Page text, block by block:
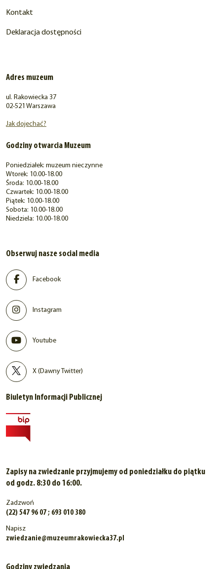
Kontakt
Deklaracja dostępności
Adres muzeum
ul. Rakowiecka 37
02-521 Warszawa
Jak dojechać?
Godziny otwarcia Muzeum
Poniedziałek: muzeum nieczynne
Wtorek: 10.00-18.00
Środa: 10.00-18.00
Czwartek: 10.00-18.00
Piątek: 10.00-18.00
Sobota: 10.00-18.00
Niedziela: 10.00-18.00
Obserwuj nasze social media
Facebook
Instagram
Youtube
X (Dawny Twitter)
Biuletyn Informacji Publicznej
Zapisy na zwiedzanie przyjmujemy od poniedziałku do piątku
od godz. 8:30 do 16:00.
Zadzwoń
(22) 547 96 07 ; 693 010 380
Napisz
zwiedzanie@muzeumrakowiecka37.pl